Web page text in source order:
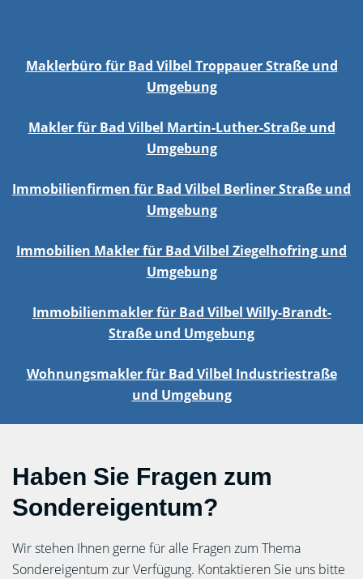
Maklerbüro für Bad Vilbel Troppauer Straße und
Umgebung
Makler für Bad Vilbel Martin-Luther-Straße und
Umgebung
Immobilienfirmen für Bad Vilbel Berliner Straße und
Umgebung
Immobilien Makler für Bad Vilbel Ziegelhofring und
Umgebung
Immobilienmakler für Bad Vilbel Willy-Brandt-
Straße und Umgebung
Wohnungsmakler für Bad Vilbel Industriestraße
und Umgebung
Haben Sie Fragen zum
Sondereigentum?
Wir stehen Ihnen gerne für alle Fragen zum Thema
Sondereigentum zur Verfügung. Kontaktieren Sie uns bitte